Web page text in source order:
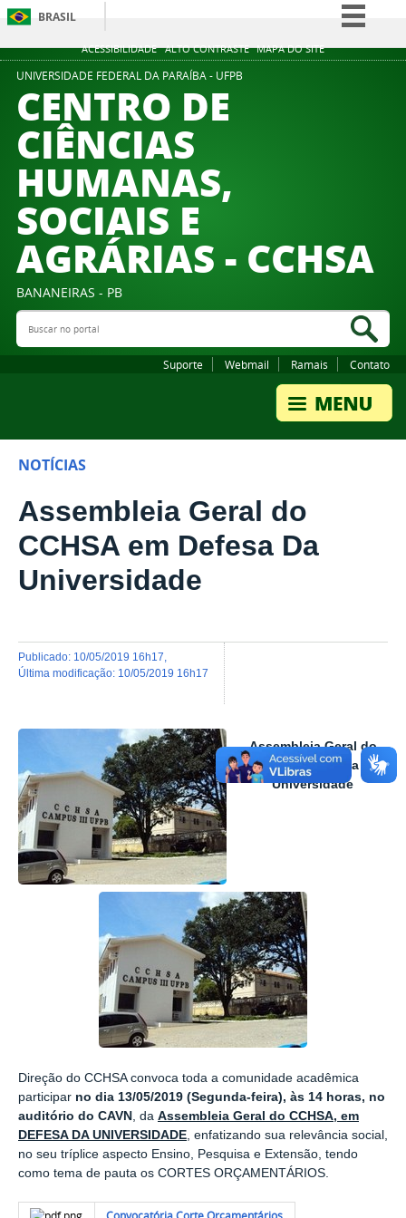
ACESSIBILIDADE ALTO CONTRASTE MAPA DO SITE
BRASIL
Simplifique!
UNIVERSIDADE FEDERAL DA PARAÍBA - UFPB
CENTRO DE
CIÊNCIAS
HUMANAS,
SOCIAIS E
AGRÁRIAS - CCHSA
BANANEIRAS - PB
Buscar no portal
Suporte Webmail Ramais Contato
NOTÍCIAS
Assembleia Geral do
CCHSA em Defesa Da
Universidade
publicado: 10/05/2019 16h17
última modificação: 10/05/2019 16h17
Assembleia Geral do
CCHSA em Defesa Da
Universidade
Direção do CCHSA convoca toda a comunidade acadêmica
participar no dia 13/05/2019 (Segunda-feira), às 14 horas, no
auditório do CAVN , da Assembleia Geral do CCHSA, em
DEFESA DA UNIVERSIDADE, enfatizando sua relevância social,
no seu tríplice aspecto Ensino, Pesquisa e Extensão, tendo
como tema de pauta os CORTES ORÇAMENTÁRIOS.